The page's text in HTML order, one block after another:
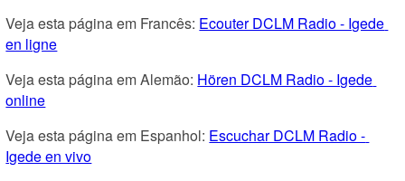
Veja esta página em Francês: Ecouter DCLM Radio - Igede
en ligne
Veja esta página em Alemão: Hören DCLM Radio - Igede
online
Veja esta página em Espanhol: Escuchar DCLM Radio -
Igede en vivo